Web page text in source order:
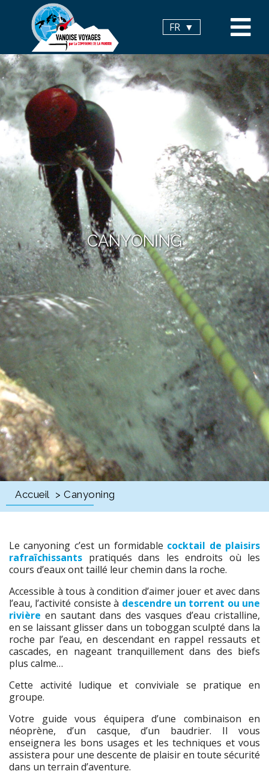
FR
CANYONING
Accueil > Canyoning
Le canyoning c’est un formidable cocktail de plaisirs
rafraîchissants pratiqués dans les endroits où les
cours d’eaux ont taillé leur chemin dans la roche.
Accessible à tous à condition d’aimer jouer et avec dans
l’eau, l’activité consiste à descendre un torrent ou une
rivière en sautant dans des vasques d’eau cristalline,
en se laissant glisser dans un toboggan sculpté dans la
roche par l’eau, en descendant en rappel ressauts et
cascades, en nageant tranquillement dans des biefs
plus calme…
Cette activité ludique et conviviale se pratique en
groupe.
Votre guide vous équipera d’une combinaison en
néoprène, d’un casque, d’un baudrier. Il vous
enseignera les bons usages et les techniques et vous
assistera pour une descente de plaisir en toute sécurité
dans un terrain d’aventure.
Panneau de gestion des cookies